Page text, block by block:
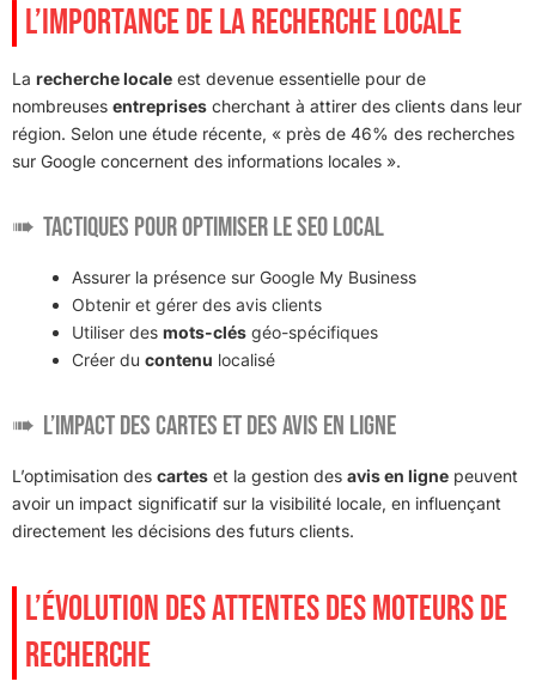
L’IMPORTANCE DE LA RECHERCHE LOCALE
La recherche locale est devenue essentielle pour de
nombreuses entreprises cherchant à attirer des clients dans leur
région. Selon une étude récente, « près de 46% des recherches
sur Google concernent des informations locales ».
Tactiques pour optimiser le SEO local
Assurer la présence sur Google My Business
Obtenir et gérer des avis clients
Utiliser des mots-clés géo-spécifiques
Créer du contenu localisé
L’impact des cartes et des avis en ligne
L’optimisation des cartes et la gestion des avis en ligne peuvent
avoir un impact significatif sur la visibilité locale, en influençant
directement les décisions des futurs clients.
L’ÉVOLUTION DES ATTENTES DES MOTEURS DE
RECHERCHE